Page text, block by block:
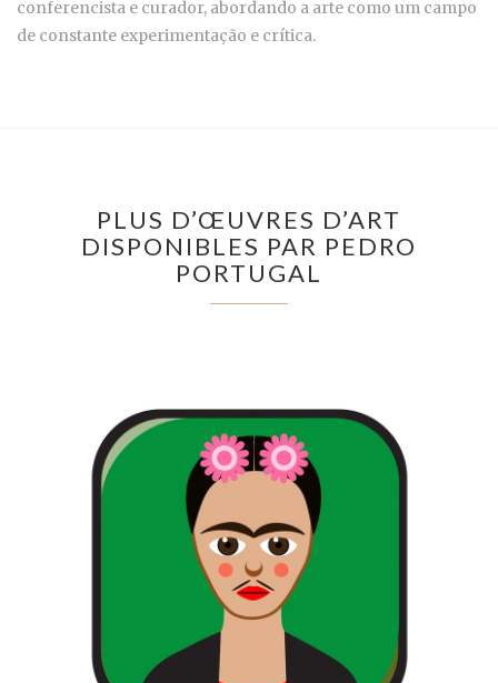
conferencista e curador, abordando a arte como um campo
de constante experimentação e crítica.
PLUS D’ŒUVRES D’ART
DISPONIBLES PAR PEDRO
PORTUGAL